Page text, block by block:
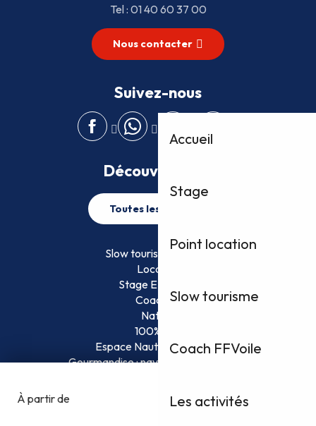
Accueil
Stage
Point location
Slow tourisme
Coach FFVoile
Les activités
Tel : 01 40 60 37 00
Nous contacter
Suivez-nous
Découvrez plus
Toutes les activités
Slow tourisme FFVoile
Location
Stage EFVoile
Coaching
Nature
100% Fun
Espace Nautique Surveillé
Gourmandise : naviguez et savourez !